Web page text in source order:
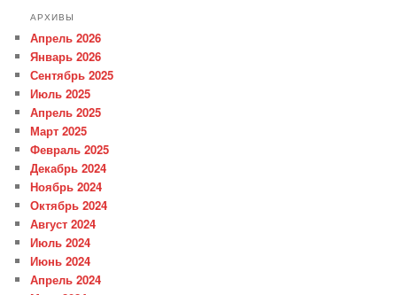
АРХИВЫ
Апрель 2026
Январь 2026
Сентябрь 2025
Июль 2025
Апрель 2025
Март 2025
Февраль 2025
Декабрь 2024
Ноябрь 2024
Октябрь 2024
Август 2024
Июль 2024
Июнь 2024
Апрель 2024